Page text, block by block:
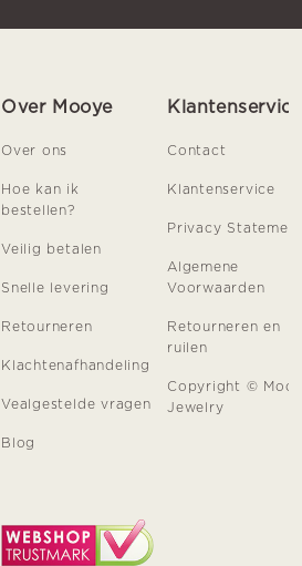
Over Mooye
Over ons
Hoe kan ik
bestellen?
Veilig betalen
Snelle levering
Retourneren
Klachtenafhandeling
Vealgestelde vragen
Blog
Klantenservice
Contact
Klantenservice
Privacy
Algemene
Voorwaarden
Retourneren en
ruilen
Copyright ©
Jewelry